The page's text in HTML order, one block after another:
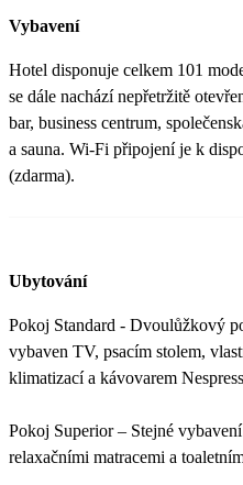
Vybavení
Hotel disponuje celkem 101
se dále nachází nepřetržitě
bar, business centrum,
a sauna. Wi-Fi připojení je k
(zdarma).
Ubytování
Pokoj Standard - Dvoulůžkový
vybaven TV, psacím stolem,
klimatizací a kávovarem
Pokoj Superior – Stejné
relaxačními matracemi a